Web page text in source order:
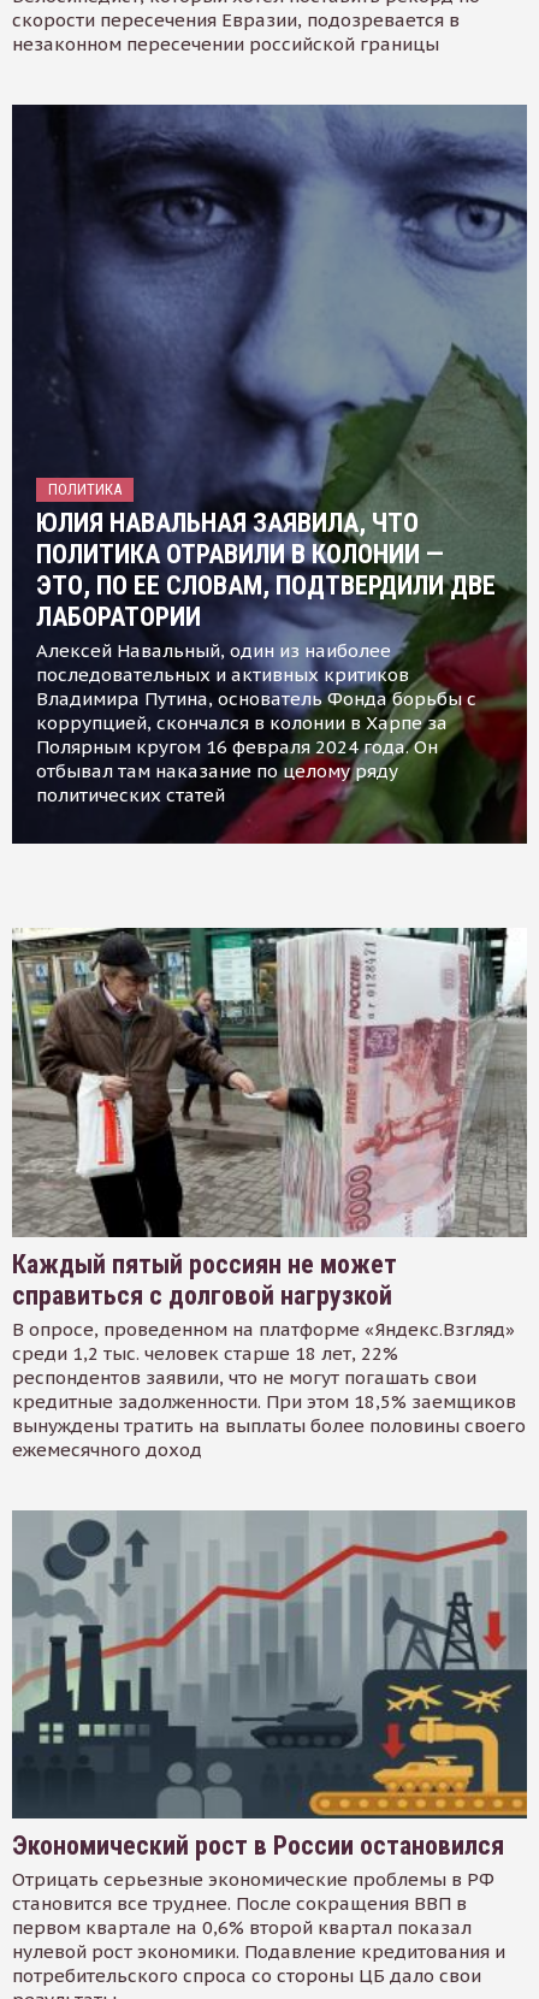
скорости пересечения Евразии, подозревается в
незаконном пересечении российской границы
ПОЛИТИКА
ЮЛИЯ НАВАЛЬНАЯ ЗАЯВИЛА, ЧТО
ПОЛИТИКА ОТРАВИЛИ В КОЛОНИИ —
ЭТО, ПО ЕЕ СЛОВАМ, ПОДТВЕРДИЛИ ДВЕ
ЛАБОРАТОРИИ
Алексей Навальный, один из наиболее
последовательных и активных критиков
Владимира Путина, основатель Фонда борьбы с
коррупцией, скончался в колонии в Харпе за
Полярным кругом 16 февраля 2024 года. Он
отбывал там наказание по целому ряду
политических статей
Каждый пятый россиян не может
справиться с долговой нагрузкой
В опросе, проведенном на платформе «Яндекс.Взгляд»
среди 1,2 тыс. человек старше 18 лет, 22%
респондентов заявили, что не могут погашать свои
кредитные задолженности. При этом 18,5% заемщиков
вынуждены тратить на выплаты более половины своего
ежемесячного доход
Экономический рост в России остановился
Отрицать серьезные экономические проблемы в РФ
становится все труднее. После сокращения ВВП в
первом квартале на 0,6% второй квартал показал
нулевой рост экономики. Подавление кредитования и
потребительского спроса со стороны ЦБ дало свои